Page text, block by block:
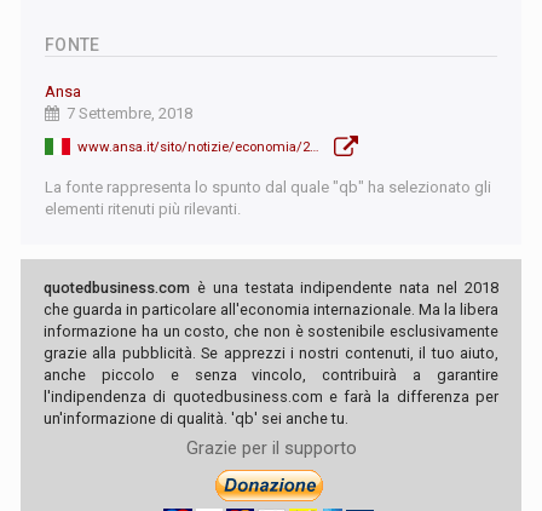
FONTE
Ansa
7 Settembre, 2018
La fonte rappresenta lo spunto dal quale "qb" ha selezionato gli
elementi ritenuti più rilevanti.
quotedbusiness.com è una testata indipendente nata nel 2018
che guarda in particolare all'economia internazionale. Ma la libera
informazione ha un costo, che non è sostenibile esclusivamente
grazie alla pubblicità. Se apprezzi i nostri contenuti, il tuo aiuto,
anche piccolo e senza vincolo, contribuirà a garantire
l'indipendenza di quotedbusiness.com e farà la differenza per
un'informazione di qualità. 'qb' sei anche tu.
Grazie per il supporto